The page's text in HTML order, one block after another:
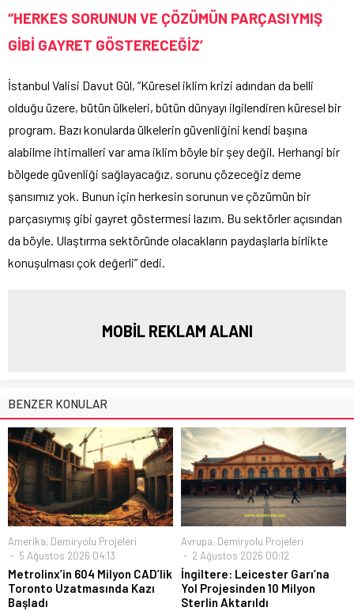
“HERKES SORUNUN VE ÇÖZÜMÜN PARÇASIYMIŞ
GİBİ GAYRET GÖSTERECEĞİZ’
İstanbul Valisi Davut Gül, “Küresel iklim krizi adından da belli
olduğu üzere, bütün ülkeleri, bütün dünyayı ilgilendiren küresel bir
program. Bazı konularda ülkelerin güvenliğini kendi başına
alabilme ihtimalleri var ama iklim böyle bir şey değil. Herhangi bir
bölgede güvenliği sağlayacağız, sorunu çözeceğiz deme
şansımız yok. Bunun için herkesin sorunun ve çözümün bir
parçasıymış gibi gayret göstermesi lazım. Bu sektörler açısından
da böyle. Ulaştırma sektöründe olacakların paydaşlarla birlikte
konuşulması çok değerli” dedi.
MOBİL REKLAM ALANI
BENZER KONULAR
Amerika, Demiryolu Projeleri
5 Ağustos 2026 04:13
Metrolinx’in 604 Milyon CAD’lik
Toronto Uzatmasında Kazı
Başladı
Avrupa, Demiryolu Projeleri
2 Ağustos 2026 00:12
İngiltere: Leicester Garı’na
Yol Projesinden 10 Milyon
Sterlin Aktarıldı